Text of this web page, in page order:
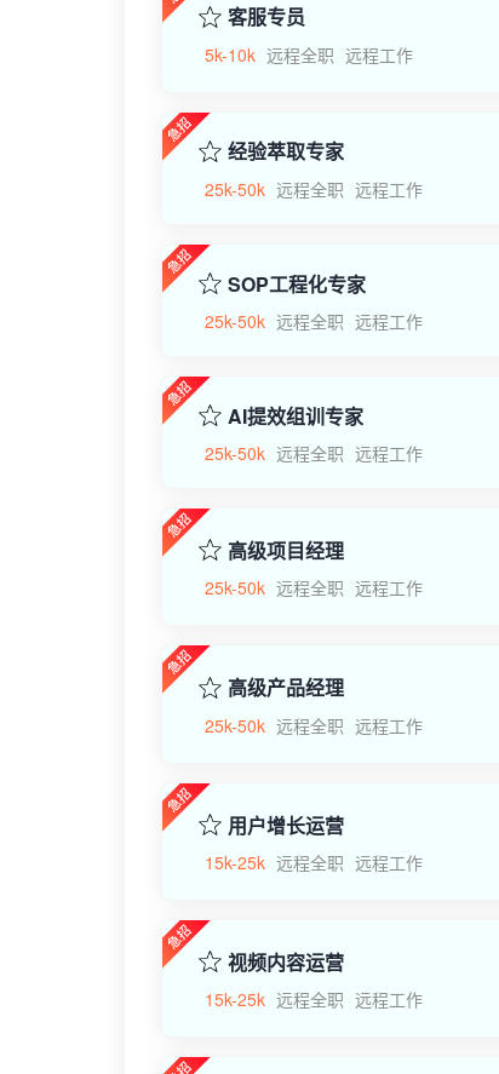
客服专员
5k-10k 远程全职 远程工作
经验萃取专家
25k-50k 远程全职 远程工作
SOP工程化专家
25k-50k 远程全职 远程工作
AI提效组训专家
25k-50k 远程全职 远程工作
高级项目经理
25k-50k 远程全职 远程工作
高级产品经理
25k-50k 远程全职 远程工作
用户增长运营
15k-25k 远程全职 远程工作
视频内容运营
15k-25k 远程全职 远程工作